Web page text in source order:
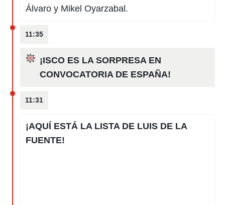
Álvaro y Mikel Oyarzabal.
11:35
¡ISCO ES LA SORPRESA EN
CONVOCATORIA DE ESPAÑA!
11:31
¡AQUÍ ESTÁ LA LISTA DE LUIS DE LA
FUENTE!